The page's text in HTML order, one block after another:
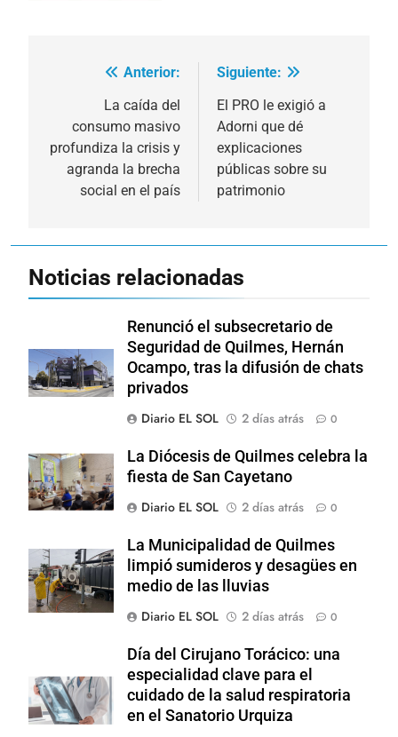
Navegación
entradas
Anterior:
La caída del
consumo masivo
profundiza la crisis y
agranda la brecha
social en el país
Siguiente:
El PRO le exigió a
Adorni que dé
explicaciones
públicas sobre su
patrimonio
Noticias relacionadas
Renunció el subsecretario de
Seguridad de Quilmes, Hernán
Ocampo, tras la difusión de chats
privados
Diario EL SOL
2 días atrás 0
La Diócesis de Quilmes celebra la
fiesta de San Cayetano
Diario EL SOL
2 días atrás 0
La Municipalidad de Quilmes
limpió sumideros y desagües en
medio de las lluvias
Diario EL SOL
2 días atrás 0
Día del Cirujano Torácico: una
especialidad clave para el
cuidado de la salud respiratoria
en el Sanatorio Urquiza